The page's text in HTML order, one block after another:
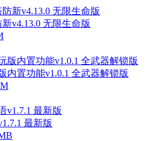
v4.13.0 无限生命版
内置功能v1.0.1 全武器解锁版
最新版